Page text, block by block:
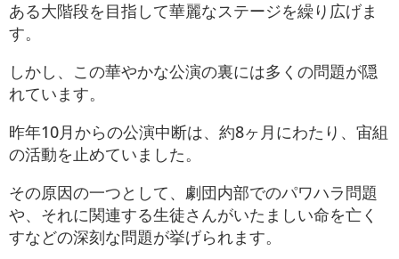
ある大階段を目指して華麗なステージを繰り広げま
す。
しかし、この華やかな公演の裏には多くの問題が隠
れています。
昨年10月からの公演中断は、約8ヶ月にわたり、宙組
の活動を止めていました。
その原因の一つとして、劇団内部でのパワハラ問題
や、それに関連する生徒さんがいたましい命を亡く
すなどの深刻な問題が挙げられます。